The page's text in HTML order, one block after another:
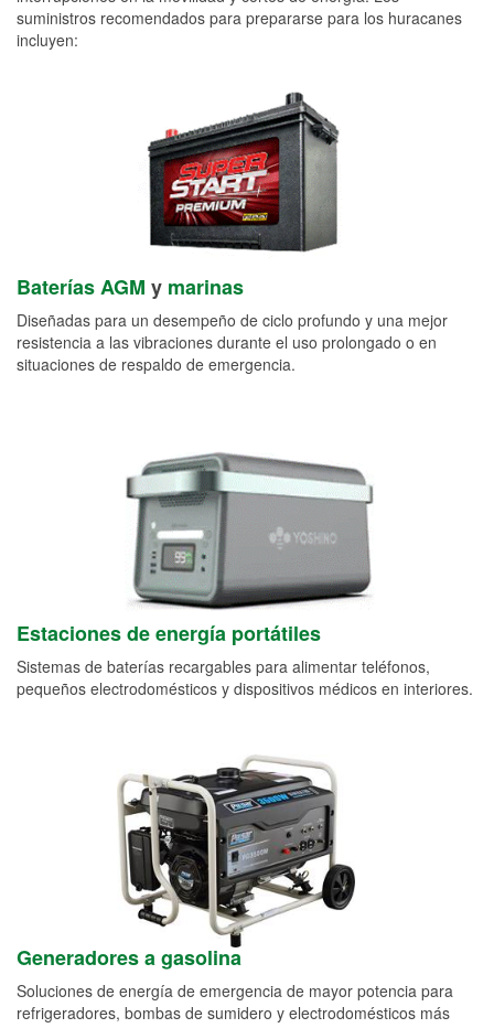
suministros recomendados para prepararse para los huracanes
incluyen:
Baterías AGM y marinas
Diseñadas para un desempeño de ciclo profundo y una mejor
resistencia a las vibraciones durante el uso prolongado o en
situaciones de respaldo de emergencia.
Estaciones de energía portátiles
Sistemas de baterías recargables para alimentar teléfonos,
pequeños electrodomésticos y dispositivos médicos en interiores.
Generadores a gasolina
Soluciones de energía de emergencia de mayor potencia para
refrigeradores, bombas de sumidero y electrodomésticos más